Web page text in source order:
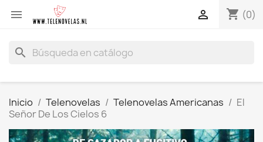
 shopping_cart (0)

search
Inicio Telenovelas Telenovelas Americanas
El
Señor De Los Cielos 6